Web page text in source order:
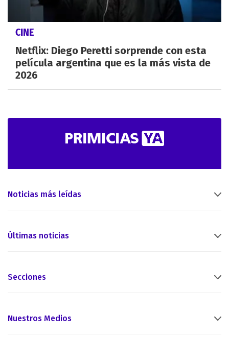
CINE
Netflix: Diego Peretti sorprende con esta
película argentina que es la más vista de
2026
Noticias más leídas
Últimas noticias
Secciones
Nuestros Medios